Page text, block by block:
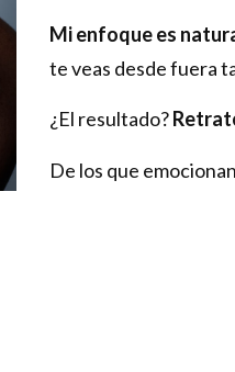
Mi enfoque es
te veas desde fuera
¿El resultado?
De los que